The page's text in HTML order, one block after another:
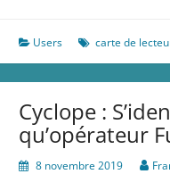
un
usager
B
et
générer
sa
carte
Users carte de
Cyclope :
qu’opérateur
8 novembre 2019